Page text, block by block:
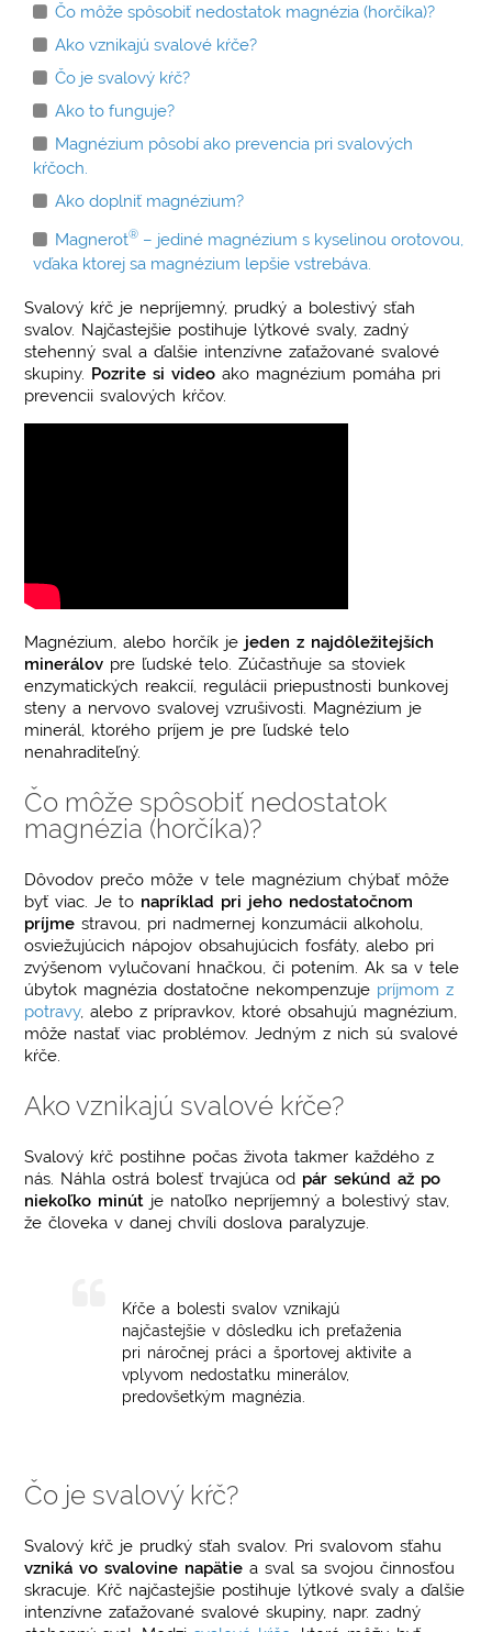
Čo môže spôsobiť nedostatok magnézia (horčíka)?
Ako vznikajú svalové kŕče?
Čo je svalový kŕč?
Ako to funguje?
Magnézium pôsobí ako prevencia pri svalových
kŕčoch.
Ako doplniť magnézium?
Magnerot®– jediné magnézium s kyselinou orotovou,
vďaka ktorej sa magnézium lepšie vstrebáva.
Svalový kŕč je nepríjemný, prudký a bolestivý sťah
svalov. Najčastejšie postihuje lýtkové svaly, zadný
stehenný sval a ďalšie intenzívne zaťažované svalové
skupiny. Pozrite si video ako magnézium pomáha pri
prevencii svalových kŕčov.
Magnézium, alebo horčík je jeden z najdôležitejších
minerálov pre ľudské telo. Zúčastňuje sa stoviek
enzymatických reakcií, regulácii priepustnosti bunkovej
steny a nervovo svalovej vzrušivosti. Magnézium je
minerál, ktorého príjem je pre ľudské telo
nenahraditeľný.
Čo môže spôsobiť nedostatok
magnézia (horčíka)?
Dôvodov prečo môže v tele magnézium chýbať môže
byť viac. Je to napríklad pri jeho nedostatočnom
príjme stravou, pri nadmernej konzumácii alkoholu,
osviežujúcich nápojov obsahujúcich fosfáty, alebo pri
zvýšenom vylučovaní hnačkou, či potením. Ak sa v tele
úbytok magnézia dostatočne nekompenzuje príjmom z
potravy, alebo z prípravkov, ktoré obsahujú magnézium,
môže nastať viac problémov. Jedným z nich sú svalové
kŕče.
Ako vznikajú svalové kŕče?
Svalový kŕč postihne počas života takmer každého z
nás. Náhla ostrá bolesť trvajúca od pár sekúnd až po
niekoľko minút je natoľko nepríjemný a bolestivý stav,
že človeka v danej chvíli doslova paralyzuje.
Kŕče a bolesti svalov vznikajú
najčastejšie v dôsledku ich preťaženia
pri náročnej práci a športovej aktivite a
vplyvom nedostatku minerálov,
predovšetkým magnézia.
Čo je svalový kŕč?
Svalový kŕč je prudký sťah svalov. Pri svalovom sťahu
vzniká vo svalovine napätie a sval sa svojou činnosťou
skracuje. Kŕč najčastejšie postihuje lýtkové svaly a ďalšie
intenzívne zaťažované svalové skupiny, napr. zadný